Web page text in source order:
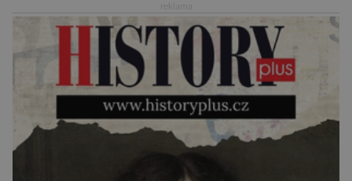
potravinou,“ říká nutriční specialista Colin
Robertson a zdůrazňuje […]